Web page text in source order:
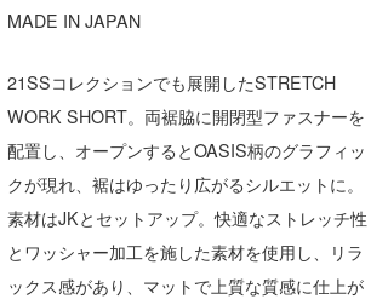
MADE IN JAPAN
21SSコレクションでも展開したSTRETCH
WORK SHORT。両裾脇に開閉型ファスナーを
配置し、オープンするとOASIS柄のグラフィッ
クが現れ、裾はゆったり広がるシルエットに。
素材はJKとセットアップ。快適なストレッチ性
とワッシャー加工を施した素材を使用し、リラ
ックス感があり、マットで上質な質感に仕上が